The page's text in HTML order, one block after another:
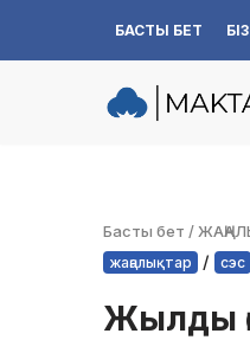
Skip
БАСТЫ БЕТ
Басты бет /
жаңалықтар / сэс
Жылды